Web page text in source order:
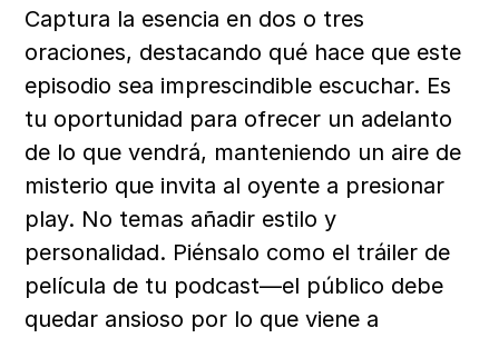
Captura la esencia en dos o tres
oraciones, destacando qué hace que este
episodio sea imprescindible escuchar. Es
tu oportunidad para ofrecer un adelanto
de lo que vendrá, manteniendo un aire de
misterio que invita al oyente a presionar
play. No temas añadir estilo y
personalidad. Piénsalo como el tráiler de
película de tu podcast—el público debe
quedar ansioso por lo que viene a